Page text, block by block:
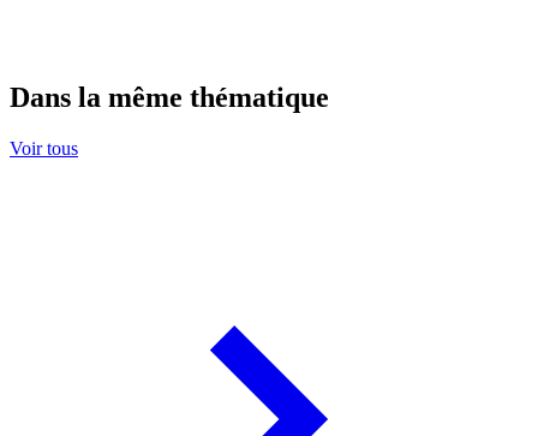
Dans la même thématique
Voir tous